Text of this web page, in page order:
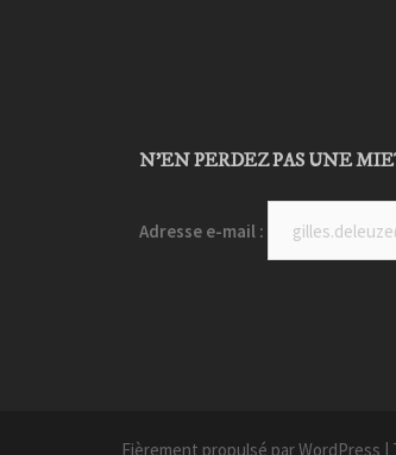
N’EN PERDEZ PAS UNE
Adresse e-mail :
Fièrement propulsé par WordPress |